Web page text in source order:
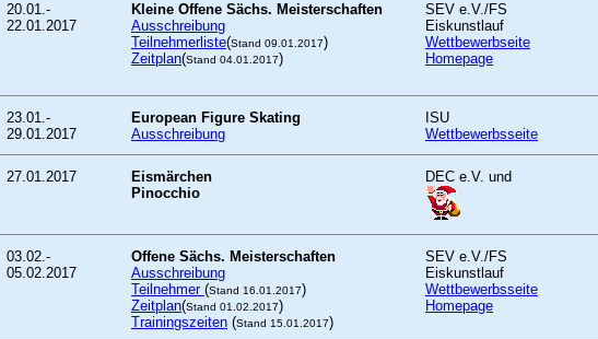
20.01.-
22.01.2017
Kleine Offene Sächs. Meisterschaften
Ausschreibung
Teilnehmerliste(Stand 09.01.2017)
Zeitplan(Stand 04.01.2017)
SEV e.V./FS
Eiskunstlauf
Wettbewerbseite
Homepage
23.01.-
29.01.2017
European Figure Skating
Ausschreibung
ISU
Wettbewerbsseite
27.01.2017
Eismärchen
Pinocchio
DEC e.V. und
03.02.-
05.02.2017
Offene Sächs. Meisterschaften
Ausschreibung
Teilnehmer (Stand 16.01.2017)
Zeitplan(Stand 01.02.2017)
Trainingszeiten (Stand 15.01.2017)
SEV e.V./FS
Eiskunstlauf
Wettbewerbsseite
Homepage